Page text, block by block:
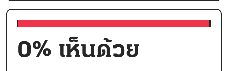
0% เห็นด้วย